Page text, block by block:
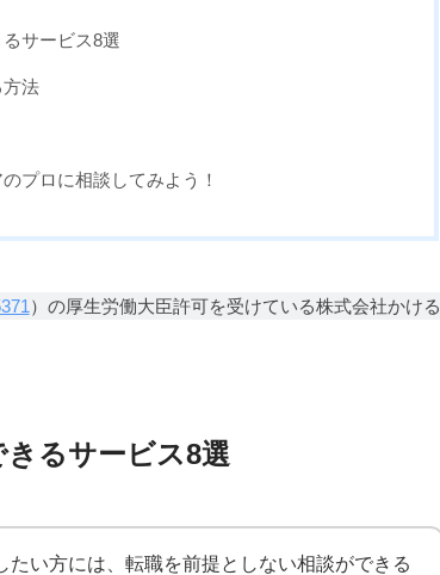
サービス8選
法
プロに相談してみよう！
）の厚生労働大臣許可を受けている株式会社かける
るサービス8選
たい方には、転職を前提としない相談ができる